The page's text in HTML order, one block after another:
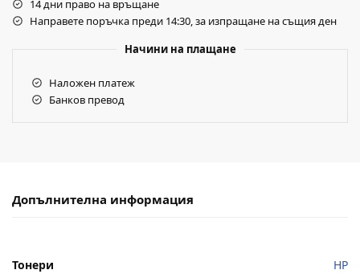
14 дни право на връщане
Направете поръчка преди 14:30, за изпращане на същия ден
Начини на плащане
Наложен платеж
Банков превод
Допълнителна информация
Тонери HP